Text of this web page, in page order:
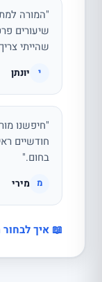
"המורה
שיעורים
שהייתי
י יונתן
"חיפשנו
חודשיים
בחום."
מ מירי
📖 איך